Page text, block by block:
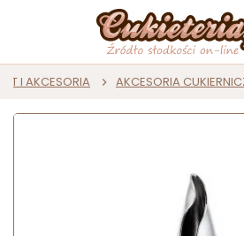
I AKCESORIA AKCESORIA